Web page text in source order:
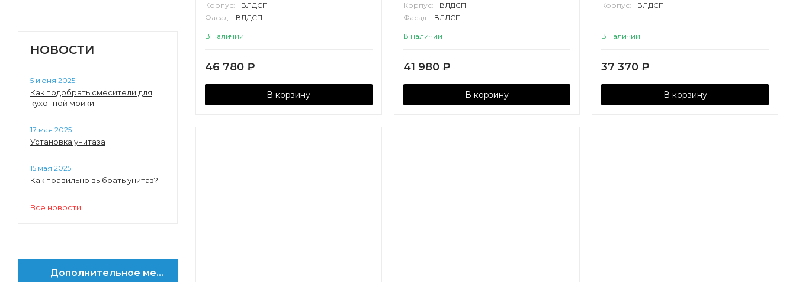
НОВОСТИ
5 июня 2025
Как подобрать смесители для
кухонной мойки
17 мая 2025
Установка унитаза
15 мая 2025
Как правильно выбрать унитаз?
Все новости
Дополнительное меню
Корпус:
ВЛДСП
Фасад:
ВЛДСП
В наличии
46 780 ₽
В корзину
Корпус:
ВЛДСП
Фасад:
ВЛДСП
В наличии
41 980 ₽
В корзину
Корпус:
ВЛДСП
В наличии
37 370₽
В корзину